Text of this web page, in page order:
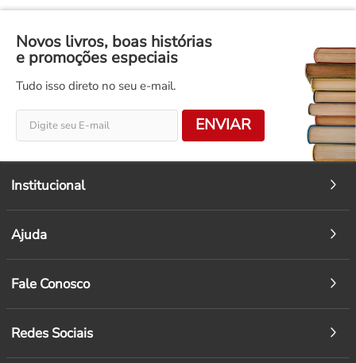
Novos livros, boas histórias
e promoções especiais
Tudo isso direto no seu e-mail.
ENVIAR
Institucional
Ajuda
Fale Conosco
Redes Sociais